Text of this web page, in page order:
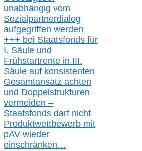
unabhängig vom
Sozialpartnerdialog
aufgegriffen werden
+++ bei Staatsfonds für
I. Säule und
Frühstartrente in III.
Säule auf konsistenten
Gesamtansatz achten
und Doppelstrukturen
vermeiden –
Staatsfonds darf nicht
Produktwettbewerb mit
pAV wieder
einschränken…